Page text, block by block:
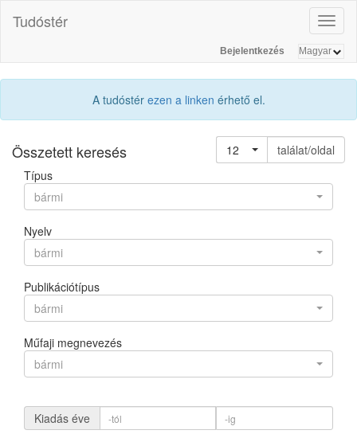
Tudóstér
Bejelentkezés
A tudóstér ezen a linken érhető el.
Összetett keresés 12
találat/oldal
Típus
bármi
Nyelv
bármi
Publikációtípus
bármi
Műfaji megnevezés
bármi
Kiadás éve